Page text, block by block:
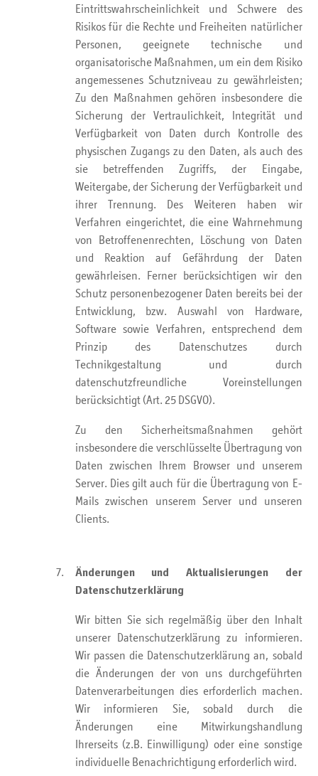
Eintrittswahrscheinlichkeit und Schwere des
Risikos für die Rechte und Freiheiten natürlicher
Personen, geeignete technische und
organisatorische Maßnahmen, um ein dem Risiko
angemessenes Schutzniveau zu gewährleisten;
Zu den Maßnahmen gehören insbesondere die
Sicherung der Vertraulichkeit, Integrität und
Verfügbarkeit von Daten durch Kontrolle des
physischen Zugangs zu den Daten, als auch des
sie betreffenden Zugriffs, der Eingabe,
Weitergabe, der Sicherung der Verfügbarkeit und
ihrer Trennung. Des Weiteren haben wir
Verfahren eingerichtet, die eine Wahrnehmung
von Betroffenenrechten, Löschung von Daten
und Reaktion auf Gefährdung der Daten
gewährleisen. Ferner berücksichtigen wir den
Schutz personenbezogener Daten bereits bei der
Entwicklung, bzw. Auswahl von Hardware,
Software sowie Verfahren, entsprechend dem
Prinzip des Datenschutzes durch
Technikgestaltung und durch
datenschutzfreundliche Voreinstellungen
berücksichtigt (Art. 25 DSGVO).
Zu den Sicherheitsmaßnahmen gehört
insbesondere die verschlüsselte Übertragung von
Daten zwischen Ihrem Browser und unserem
Server. Dies gilt auch für die Übertragung von E-
Mails zwischen unserem Server und unseren
Clients.
Änderungen und Aktualisierungen der
Datenschutzerklärung
Wir bitten Sie sich regelmäßig über den Inhalt
unserer Datenschutzerklärung zu informieren.
Wir passen die Datenschutzerklärung an, sobald
die Änderungen der von uns durchgeführten
Datenverarbeitungen dies erforderlich machen.
Wir informieren Sie, sobald durch die
Änderungen eine Mitwirkungshandlung
Ihrerseits (z.B. Einwilligung) oder eine sonstige
individuelle Benachrichtigung erforderlich wird.